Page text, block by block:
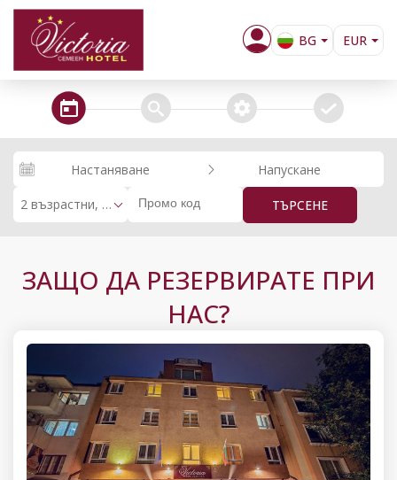
BG
EUR
steps_calendar search extra_services confirm
Настаняване Напускане
2 възрастни, 0 деца ТЪРСЕНЕ
ЗАЩО ДА РЕЗЕРВИРАТЕ ПРИ
НАС?